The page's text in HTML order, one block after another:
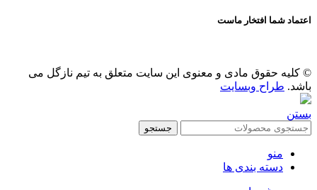
اعتماد شما افتخار ماست
© کلیه حقوق مادی و معنوی این سایت متعلق به تیم نازگل می
باشد. طراح وبسایت
بستن
جستجو
منو
دسته بندی ها